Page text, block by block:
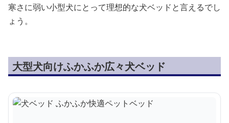
寒さに弱い小型犬にとって理想的な犬ベッドと言えるでし
ょう。
大型犬向けふかふか広々犬ベッド